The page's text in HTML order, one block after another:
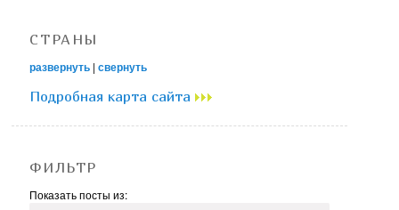
СТРАНЫ
развернуть |свернуть
Подробная карта сайта
ФИЛЬТР
Показать посты из: